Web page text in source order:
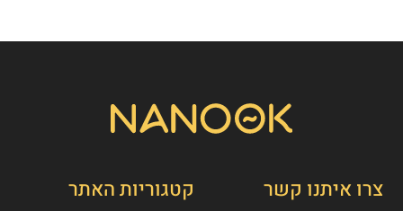
צרו איתנו קשר קטגוריות האתר